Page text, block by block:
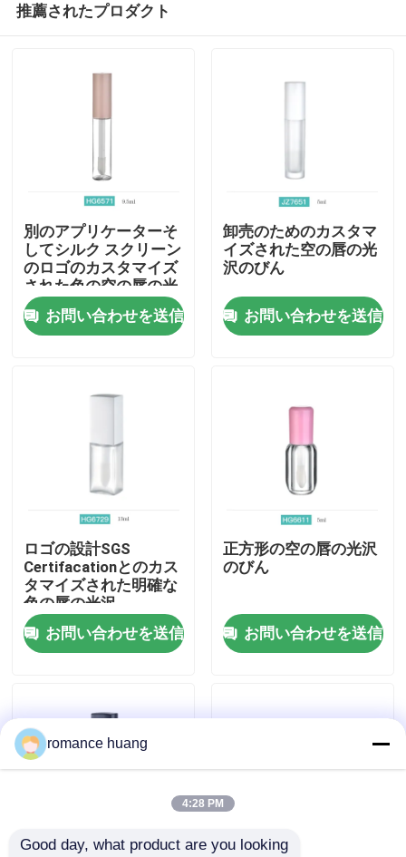
ホーム
企業情報
品質管理
お問い合わせ
化粧品の空気のないびん
化粧品のクリーム色の瓶
推薦されたプロダクト
別のアプリケーターそ
してシルク スクリーン
のロゴのカスタマイズ
された色の空の唇の光
沢のびん
お問い合わせを送信
卸売のためのカスタマ
イズされた空の唇の光
沢のびん
お問い合わせを送信
ロゴの設計SGS
Certifacationとのカス
タマイズされた明確な
色の唇の光沢
お問い合わせを送信
正方形の空の唇の光沢
のびん
お問い合わせを送信
romance huang
4:28 PM
Good day, what product are you looking